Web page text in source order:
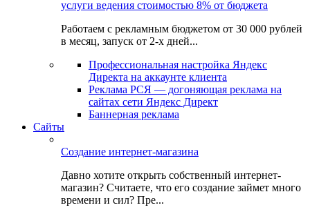
услуги ведения стоимостью 8% от бюджета
Работаем с рекламным бюджетом от 30 000 рублей
в месяц, запуск от 2-х дней...
Профессиональная настройка Яндекс
Директа на аккаунте клиента
Реклама РСЯ — догоняющая реклама на
сайтах сети Яндекс Директ
Баннерная реклама
Сайты
Создание интернет-магазина
Давно хотите открыть собственный интернет-
магазин? Считаете, что его создание займет много
времени и сил? Пре...